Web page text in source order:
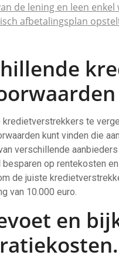
de lening en leen
afbetalingsplan
te
kunt vinden die
verschillende
op rentekosten
de juiste
van 10.000 euro.
en